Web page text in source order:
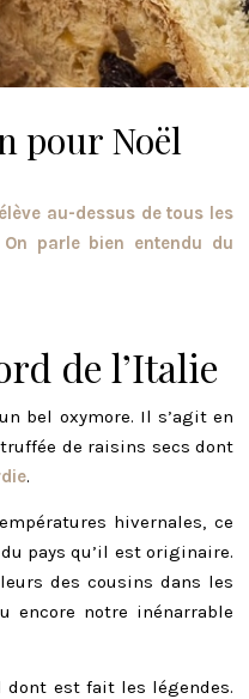
pour Noël
au-dessus de tous les
parle bien entendu du
de l’Italie
bel oxymore. Il s’agit en
de raisins secs dont
.
hivernales, ce
pays qu’il est originaire.
des cousins dans les
encore notre inénarrable
dont est fait les légendes.